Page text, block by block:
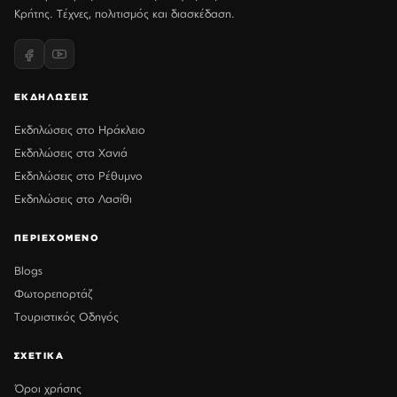
Κρήτης. Τέχνες, πολιτισμός και διασκέδαση.
ΕΚΔΗΛΩΣΕΙΣ
Εκδηλώσεις στο Ηράκλειο
Εκδηλώσεις στα Χανιά
Εκδηλώσεις στο Ρέθυμνο
Εκδηλώσεις στο Λασίθι
ΠΕΡΙΕΧΟΜΕΝΟ
Blogs
Φωτορεπορτάζ
Τουριστικός Οδηγός
ΣΧΕΤΙΚΑ
Όροι χρήσης